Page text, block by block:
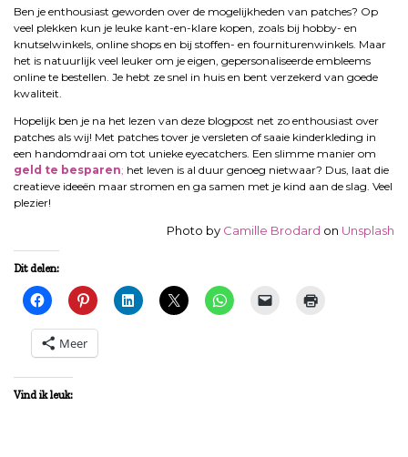
Ben je enthousiast geworden over de mogelijkheden van patches? Op
veel plekken kun je leuke kant-en-klare kopen, zoals bij hobby- en
knutselwinkels, online shops en bij stoffen- en fourniturenwinkels. Maar
het is natuurlijk veel leuker om je eigen, gepersonaliseerde embleems
online te bestellen. Je hebt ze snel in huis en bent verzekerd van goede
kwaliteit.
Hopelijk ben je na het lezen van deze blogpost net zo enthousiast over
patches als wij! Met patches tover je versleten of saaie kinderkleding in
een handomdraai om tot unieke eyecatchers. Een slimme manier om
geld te besparen; het leven is al duur genoeg nietwaar? Dus, laat die
creatieve ideeën maar stromen en ga samen met je kind aan de slag. Veel
plezier!
Photo by Camille Brodard on Unsplash
Dit delen:
Meer
Vind ik leuk: